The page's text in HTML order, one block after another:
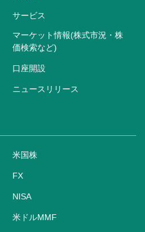
サービス
マーケット情報(株式市況・株
価検索など)
口座開設
ニュースリリース
米国株
FX
NISA
米ドルMMF